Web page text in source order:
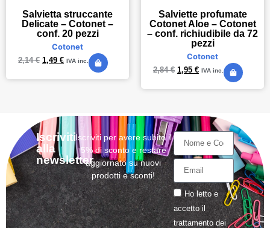
Salvietta struccante
Delicate – Cotonet –
conf. 20 pezzi
Cotonet
2,14€ 1,49 € IVA inc.
Salviette profumate
Cotonet Aloe – Cotonet
– conf. richiudibile da 72
pezzi
Cotonet
2,84€ 1,95 € IVA inc.
Iscriviti
alla
newsletter
Iscriviti per avere subito il
5% di sconto e restare
aggiornato su nuovi
prodotti e sconti!
Ho letto e
accetto il
trattamentodei